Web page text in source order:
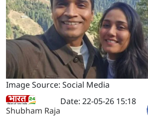
Image Source: Social Media
Shubham Raja
Date: 22-05-26 15:18